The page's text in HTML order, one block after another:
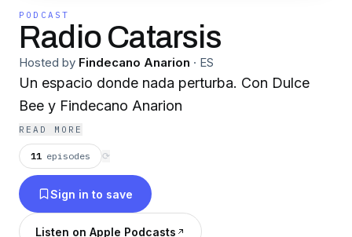
PODCAST
Radio Catarsis
Hosted by Findecano Anarion · ES
Un espacio donde nada perturba. Con Dulce
Bee y Findecano Anarion
READ MORE
11 episodes ⟳
Sign in to save
Listen on Apple Podcasts